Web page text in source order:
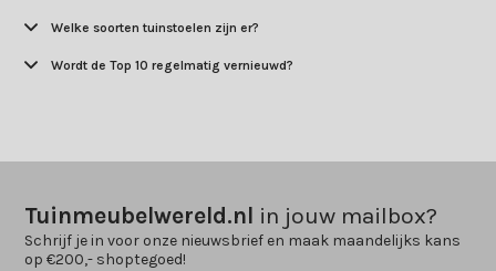
Welke soorten tuinstoelen zijn er?
Wordt de Top 10 regelmatig vernieuwd?
Tuinmeubelwereld.nl in jouw mailbox?
Schrijf je in voor onze nieuwsbrief en maak maandelijks kans
op €200,- shoptegoed!